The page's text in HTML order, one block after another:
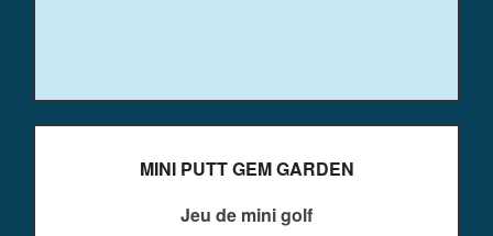
MINI PUTT GEM GARDEN
Jeu de mini golf